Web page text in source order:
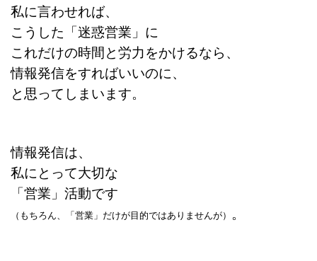
私に言わせれば、
こうした「迷惑営業」に
これだけの時間と労力をかけるなら、
情報発信をすればいいのに、
と思ってしまいます。
情報発信は、
私にとって大切な
「営業」活動です
（もちろん、「営業」だけが目的ではありませんが） 。